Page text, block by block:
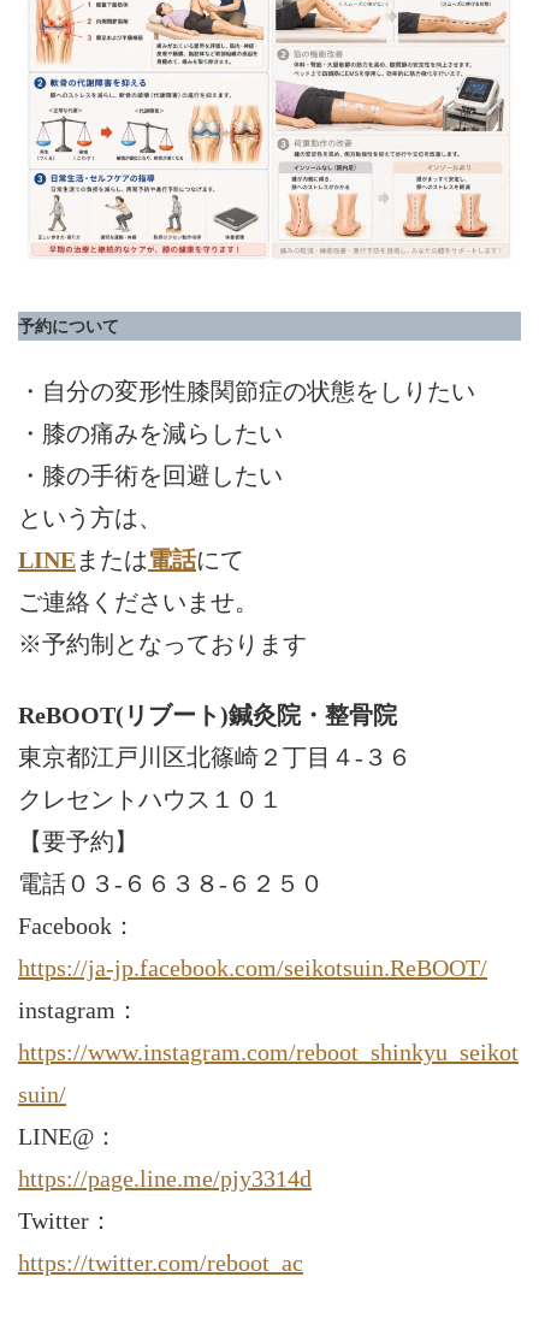
予約について
・自分の変形性膝関節症の状態をしりたい
・膝の痛みを減らしたい
・膝の手術を回避したい
という方は、
LINEまたは電話にて
ご連絡くださいませ。
※予約制となっております
ReBOOT(リブート)鍼灸院・整骨院
東京都江戸川区北篠崎２丁目４-３６
クレセントハウス１０１
【要予約】
電話０３-６６３８-６２５０
Facebook：
https://ja-jp.facebook.com/seikotsuin.ReBOOT/
instagram：
https://www.instagram.com/reboot_shinkyu_seikot
suin/
LINE@：
https://page.line.me/pjy3314d
Twitter：
https://twitter.com/reboot_ac